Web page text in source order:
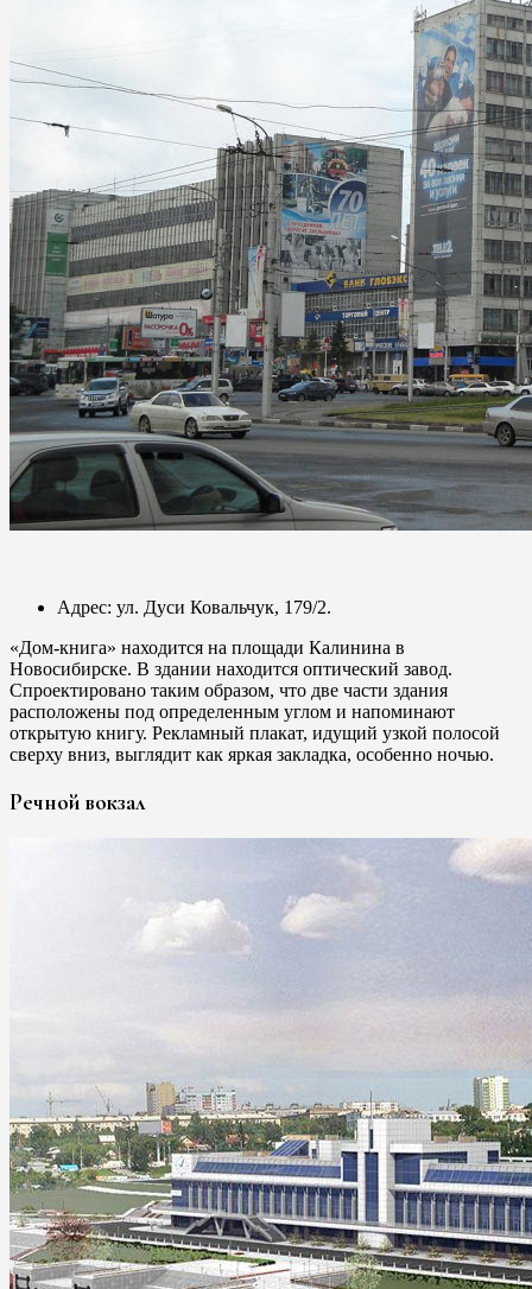
Адрес: ул. Дуси Ковальчук, 179/2.
«Дом-книга» находится на площади Калинина в
Новосибирске. В здании находится оптический завод.
Спроектировано таким образом, что две части здания
расположены под определенным углом и напоминают
открытую книгу. Рекламный плакат, идущий узкой полосой
сверху вниз, выглядит как яркая закладка, особенно ночью.
Речной вокзал